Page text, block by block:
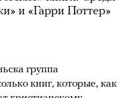
и «Гарри Поттер»
группа
книг, которые, как